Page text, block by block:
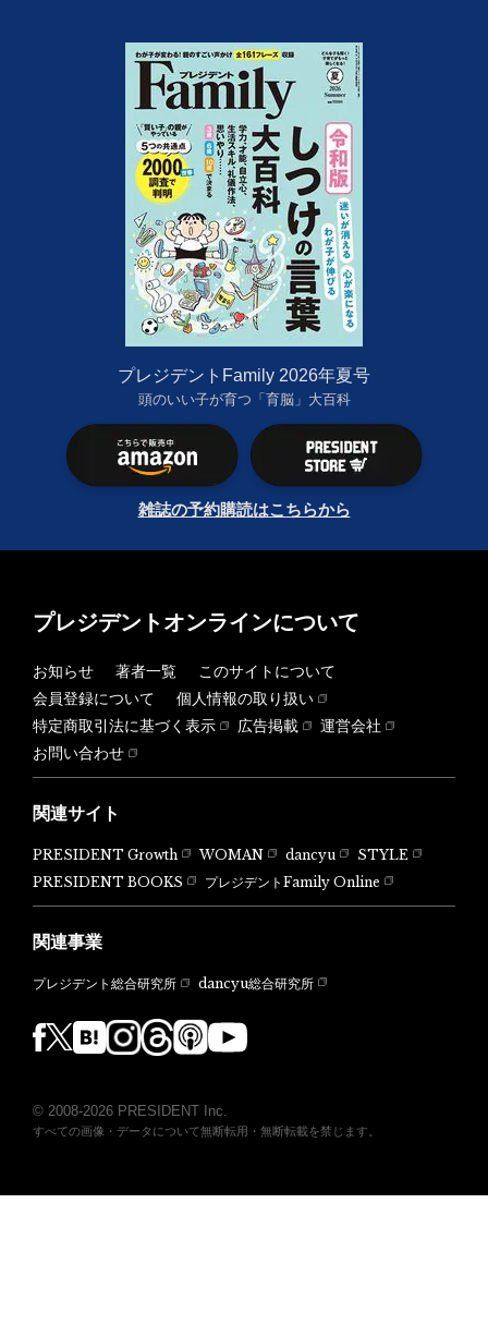
プレジデントFamily 2026年夏号
頭のいい子が育つ「育脳」大百科
雑誌の予約購読はこちらから
プレジデントオンラインについて
お知らせ 著者一覧
このサイトについて
会員登録について
個人情報の取り扱い
特定商取引法に基づく表示
広告掲載
運営会社
お問い合わせ
関連サイト
PRESIDENT Growth WOMAN dancyu
STYLE
PRESIDENT BOOKS
プレジデントFamily Online
関連事業
プレジデント総合研究所 dancyu総合研究所
© 2008-2026 PRESIDENT Inc.
すべての画像・データについて無断転用・無断転載を禁じます。